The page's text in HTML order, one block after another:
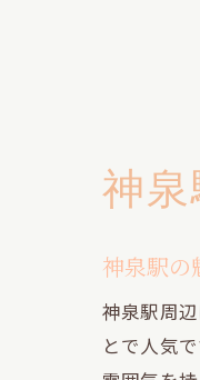
神
神泉駅の
神泉駅周
とで人気